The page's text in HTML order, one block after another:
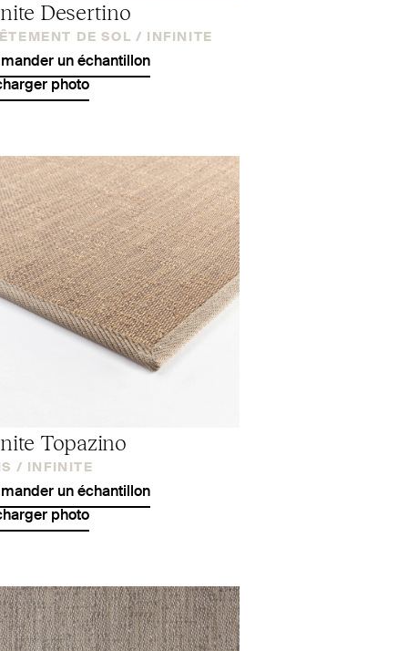
Desertino
DE SOL / INFINITE
un échantillon
photo
Topazino
/ INFINITE
un échantillon
photo